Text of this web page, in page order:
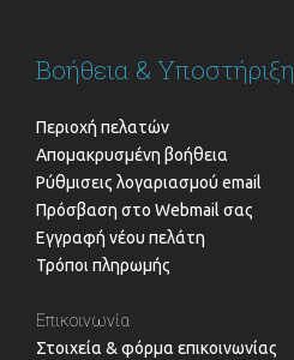
Βοήθεια & Υποστήριξη
Περιοχή πελατών
Απομακρυσμένη βοήθεια
Ρύθμισεις λογαριασμού email
Πρόσβαση στο Webmail σας
Εγγραφή νέου πελάτη
Τρόποι πληρωμής
Επικοινωνία
Στοιχεία & φόρμα επικοινωνίας